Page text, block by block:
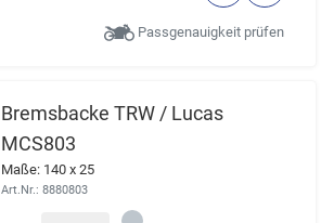
Passgenauigkeit prüfen
Bremsbacke TRW / Lucas
MCS803
Maße: 140 x 25
Art.Nr.: 8880803